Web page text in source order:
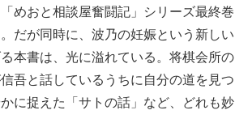
めおと相談屋奮闘記」シリーズ最終巻
だが同時に、波乃の妊娠という新しい
本書は、光に溢れている。将棋会所の
吾と話しているうちに自分の道を見つ
に捉えた「サトの話」など、どれも妙